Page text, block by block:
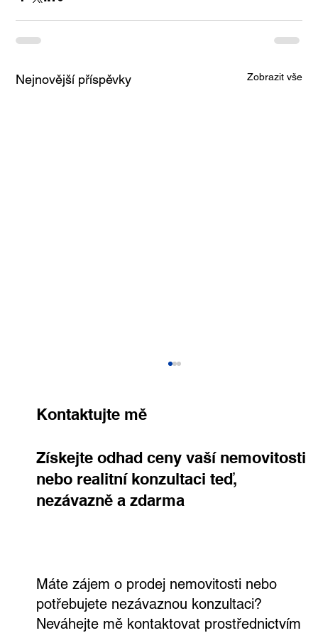
Nejnovější příspěvky Zobrazit vše
Kontaktujte mě
Získejte odhad ceny vaší nemovitosti
nebo realitní konzultaci teď,
nezávazně a zdarma
Máte zájem o prodej nemovitosti nebo
potřebujete nezávaznou konzultaci?
Neváhejte mě kontaktovat prostřednictvím